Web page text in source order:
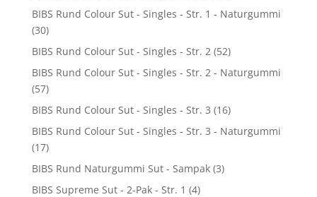
BIBS Rund Colour Sut - Singles - Str. 1 - Naturgummi
(30)
BIBS Rund Colour Sut - Singles - Str. 2 (52)
BIBS Rund Colour Sut - Singles - Str. 2 - Naturgummi
(57)
BIBS Rund Colour Sut - Singles - Str. 3 (16)
BIBS Rund Colour Sut - Singles - Str. 3 - Naturgummi
(17)
BIBS Rund Naturgummi Sut - Sampak (3)
BIBS Supreme Sut - 2-Pak - Str. 1 (4)